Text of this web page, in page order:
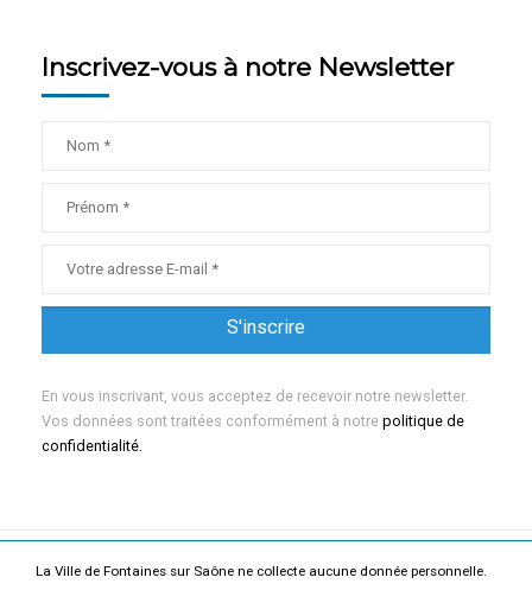
La Ville de Fontaines sur Saône ne collecte aucune donnée personnelle.
Inscrivez-vous à notre Newsletter
En vous inscrivant, vous acceptez de recevoir notre newsletter.
Vos données sont traitées conformément à notre politique de
confidentialité.
Mentions légales Politique de confidentialité